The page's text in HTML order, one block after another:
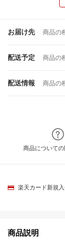
お届け先 商品の
配送予定 商品の
配送情報 商品の
商品について
楽天カード新規
商品説明